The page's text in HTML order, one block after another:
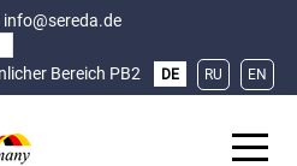
info@sereda.de
Bereich PB2 Sprache auswählen
DE RU EN
Off-